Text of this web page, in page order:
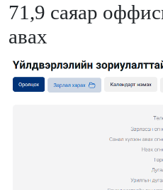
71,9 саяар
авах